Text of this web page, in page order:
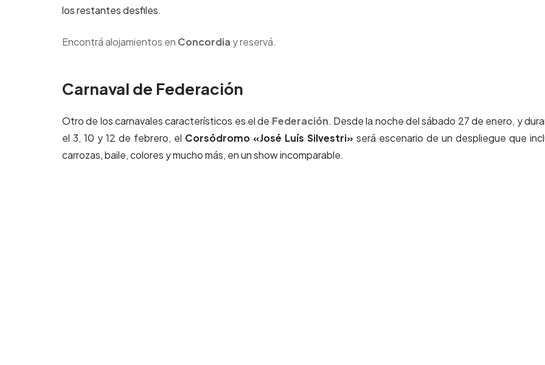
los restantes desfiles.
Encontrá alojamientos en Concordia y reservá.
Carnaval de Federación
Otro de los carnavales característicos es el de Federación. Desde la noche del sábado 27 de enero, y
el 3, 10 y 12 de febrero, el Corsódromo «José Luís Silvestri» será escenario de un despliegue que
carrozas, baile, colores y mucho más, en un show incomparable.